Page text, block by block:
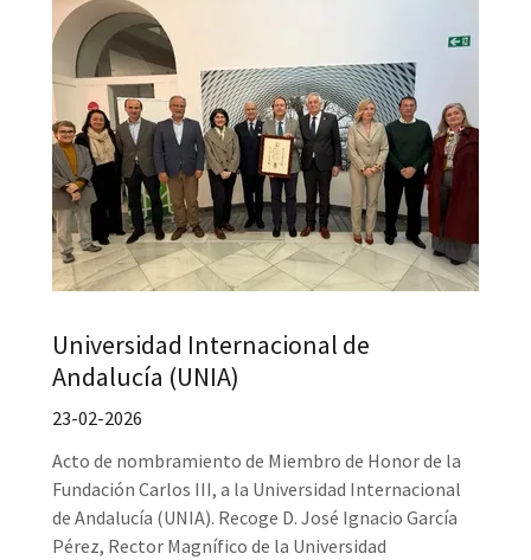
Universidad Internacional de
Andalucía (UNIA)
23-02-2026
Acto de nombramiento de Miembro de Honor de la
Fundación Carlos III, a la Universidad Internacional
de Andalucía (UNIA). Recoge D. José Ignacio García
Pérez, Rector Magnífico de la Universidad